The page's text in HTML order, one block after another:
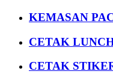
KEMASAN
CETAK
CETAK